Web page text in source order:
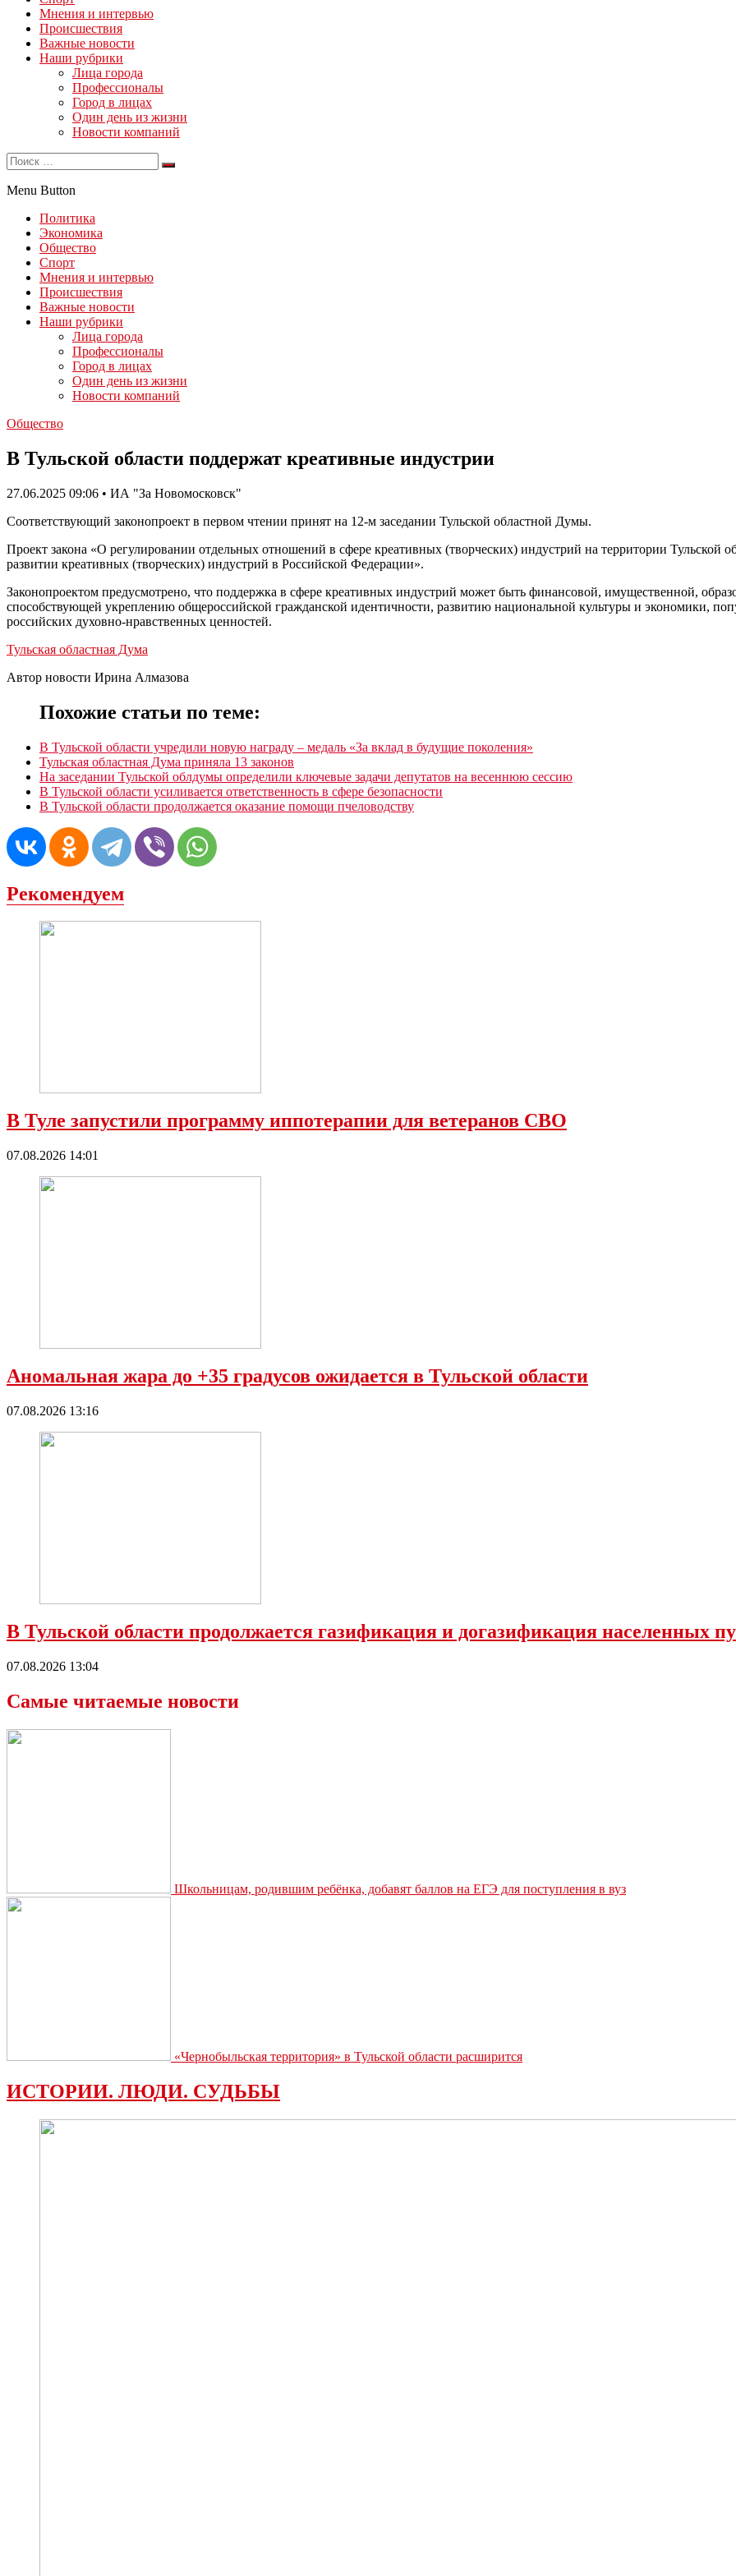
Мнения и интервью
Происшествия
Важные новости
Наши рубрики
Лица города
Профессионалы
Город в лицах
Один день из жизни
Новости компаний
Menu Button
Политика
Экономика
Общество
Спорт
Мнения и интервью
Происшествия
Важные новости
Наши рубрики
Лица города
Профессионалы
Город в лицах
Один день из жизни
Новости компаний
Общество
В Тульской области поддержат креативные индустрии
27.06.2025 09:06 • ИА "За Новомосковск"
Соответствующий законопроект в первом чтении принят на 12-м заседании Тульской областной Думы.
Проект закона «О регулировании отдельных отношений в сфере креативных (творческих) индустрий на территории Тульской
развитии креативных (творческих) индустрий в Российской Федерации».
Законопроектом предусмотрено, что поддержка в сфере креативных индустрий может быть финансовой, имущественной,
способствующей укреплению общероссийской гражданской идентичности, развитию национальной культуры и экономики,
российских духовно-нравственных ценностей.
Тульская областная Дума
Автор новости Ирина Алмазова
Похожие статьи по теме:
В Тульской области учредили новую награду – медаль «За вклад в будущие поколения»
Тульская областная Дума приняла 13 законов
На заседании Тульской облдумы определили ключевые задачи депутатов на весеннюю сессию
В Тульской области усиливается ответственность в сфере безопасности
В Тульской области продолжается оказание помощи пчеловодству
Рекомендуем
В Туле запустили программу иппотерапии для ветеранов СВО
07.08.2026 14:01
Аномальная жара до +35 градусов ожидается в Тульской области
07.08.2026 13:16
В Тульской области продолжается газификация и догазификация населенных
07.08.2026 13:04
Самые читаемые новости
Школьницам, родившим ребёнка, добавят баллов на ЕГЭ для поступления в вуз
«Чернобыльская территория» в Тульской области расширится
ИСТОРИИ. ЛЮДИ. СУДЬБЫ